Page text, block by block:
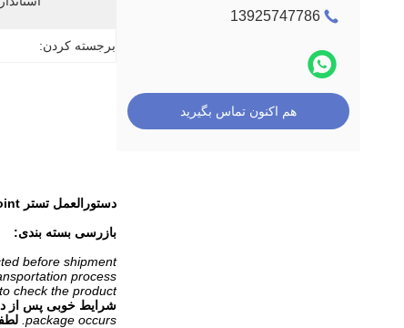
13925747786
هم اکنون تماس بگیرید
برجسته کردن:
دستورالعمل تستر Sharp Point
بازرسی بسته بندی:
before shipment.
process.
check the product.
شرایط خوبی پس از
package occurs.